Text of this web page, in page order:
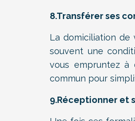
8.Transférer ses
La domiciliation
souvent une
vous empruntez à
commun pour
9.Réceptionner et